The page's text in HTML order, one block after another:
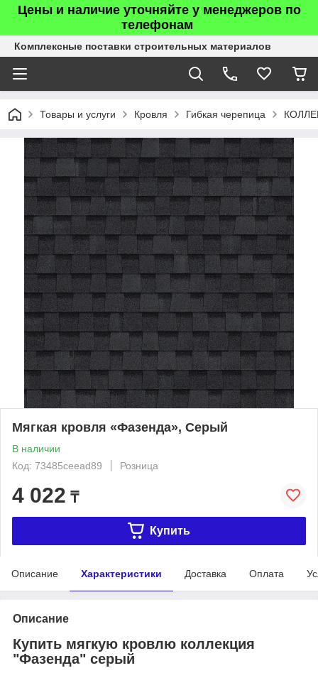
Цены и наличие уточняйте у менеджеров по
телефонам
Комплексные поставки строительных материалов
Товары и услуги Кровля Гибкая черепица
Мягкая кровля «Фазенда», Серый
В наличии
Код: 73485ceead89
Розница
4 022 ₸
Купить
Описание Характеристики Доставка Оплата
Описание
Купить мягкую кровлю коллекция
"Фазенда" серый